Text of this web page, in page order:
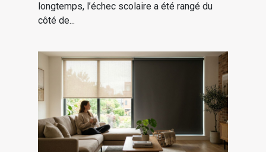
longtemps, l’échec scolaire a été rangé du
côté de...